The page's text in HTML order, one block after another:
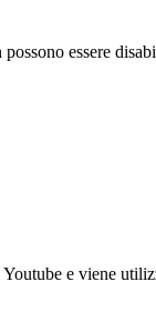
essere
e viene